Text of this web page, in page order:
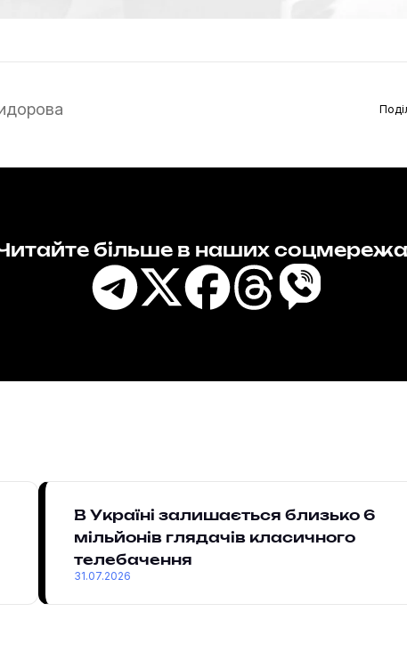
більше в наших
В Україні залишається близько 6
мільйонів глядачів класичного
телебачення
31.07.2026